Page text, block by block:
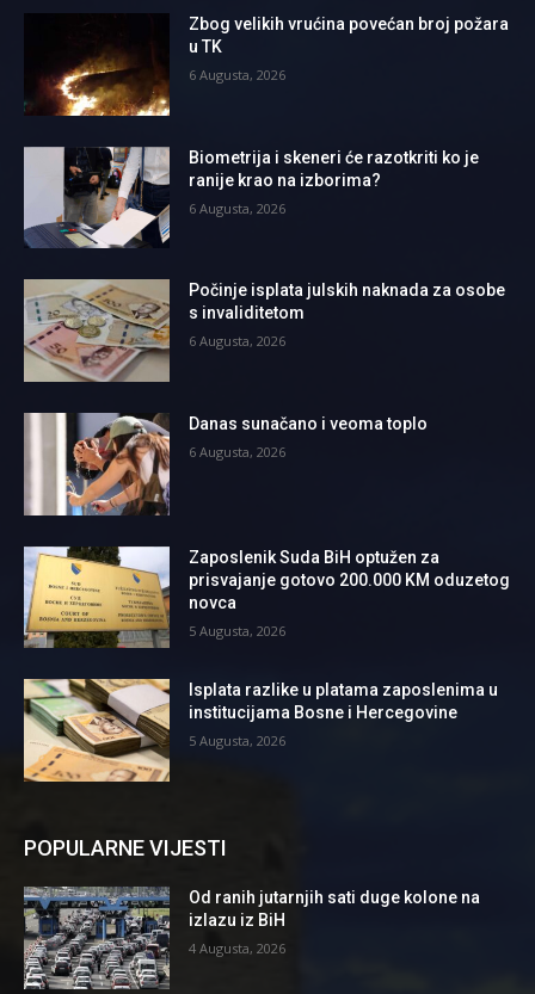
Zbog velikih vrućina povećan broj požara
u TK
6 Augusta, 2026
Biometrija i skeneri će razotkriti ko je
ranije krao na izborima?
6 Augusta, 2026
Počinje isplata julskih naknada za osobe
s invaliditetom
6 Augusta, 2026
Danas sunačano i veoma toplo
6 Augusta, 2026
Zaposlenik Suda BiH optužen za
prisvajanje gotovo 200.000 KM oduzetog
novca
5 Augusta, 2026
Isplata razlike u platama zaposlenima u
institucijama Bosne i Hercegovine
5 Augusta, 2026
POPULARNE VIJESTI
Od ranih jutarnjih sati duge kolone na
izlazu iz BiH
4 Augusta, 2026